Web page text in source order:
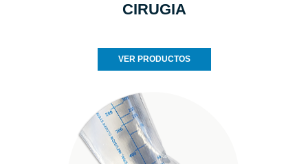
CIRUGIA
VER PRODUCTOS